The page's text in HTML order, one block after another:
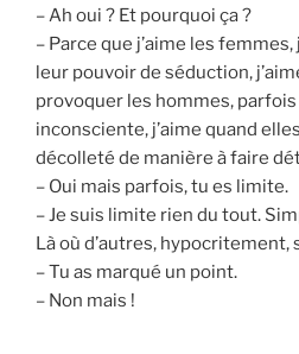
– Ah oui ? Et pourquoi ça ?
– Parce que j’aime les
leur pouvoir de séduction,
provoquer les hommes,
inconsciente, j’aime quand
décolleté de manière à faire
– Oui mais parfois, tu es limite.
– Je suis limite rien du tout.
Là où d’autres, hypocritement,
– Tu as marqué un point.
– Non mais !